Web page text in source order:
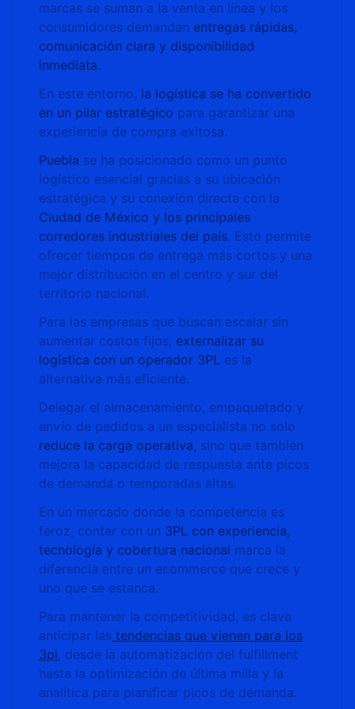
marcas se suman a la venta en línea y los
consumidores demandan entregas rápidas,
comunicación clara y disponibilidad
inmediata.
En este entorno, la logística se ha convertido
en un pilar estratégico para garantizar una
experiencia de compra exitosa.
Puebla se ha posicionado como un punto
logístico esencial gracias a su ubicación
estratégica y su conexión directa con la
Ciudad de México y los principales
corredores industriales del país. Esto permite
ofrecer tiempos de entrega más cortos y una
mejor distribución en el centro y sur del
territorio nacional.
Para las empresas que buscan escalar sin
aumentar costos fijos, externalizar su
logística con un operador 3PL es la
alternativa más eficiente.
Delegar el almacenamiento, empaquetado y
envío de pedidos a un especialista no solo
reduce la carga operativa, sino que también
mejora la capacidad de respuesta ante picos
de demanda o temporadas altas.
En un mercado donde la competencia es
feroz, contar con un 3PL con experiencia,
tecnología y cobertura nacional marca la
diferencia entre un ecommerce que crece y
uno que se estanca.
Para mantener la competitividad, es clave
anticipar las tendencias que vienen para los
3pl, desde la automatización del fulfillment
hasta la optimización de última milla y la
analítica para planificar picos de demanda.